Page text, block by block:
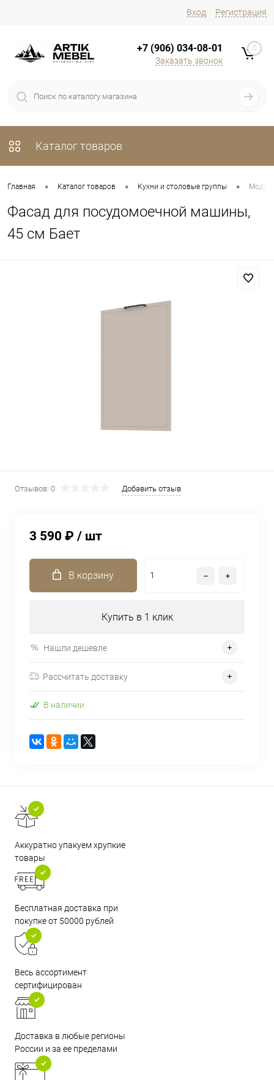
Вход Регистрация
+7 (906) 034-08-01
Заказать звонок
0
Каталог товаров
Главная • Каталог товаров • Кухни и столовые группы •
Фасад для посудомоечной машины,
45 см Бает
Отзывов: 0 Добавить отзыв
3 590 ₽ / шт
В корзину
Купить в 1 клик
Нашли дешевле
Рассчитать доставку
В наличии
Аккуратно упакуем хрупкие
товары
Бесплатная доставка при
покупке от 50000 рублей
Весь ассортимент
сертифицирован
Доставка в любые регионы
России и за ее пределами